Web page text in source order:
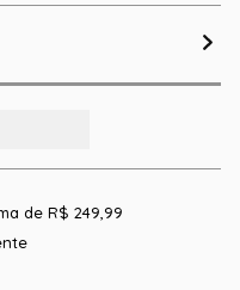
de R$ 249,99